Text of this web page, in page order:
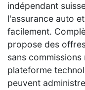
indépendant
l'assurance auto
facilement.
propose des
sans
plateforme
peuvent